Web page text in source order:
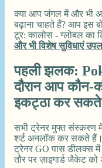
क्या आप जंगल में और भी
बढ़ाना चाहते हैं? आप इस
टूर: कालोस - ग्लोबल का
और भी विशेष सुविधाएं
पहली झलक:
दौरान आप
इकट्ठा कर
सभी ट्रेनर मुफ्त संस्करण
शर्ट अनलॉक कर सकते हैं।
ट्रेनर GO पास डीलक्स
तौर पर ज़ाइगार्ड जैकेट